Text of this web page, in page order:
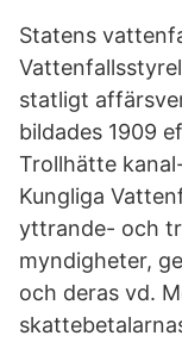
Statens
statligt
bildades 1909
Trollhätte
Kungliga
yttrande- och
myndigheter,
och deras vd.